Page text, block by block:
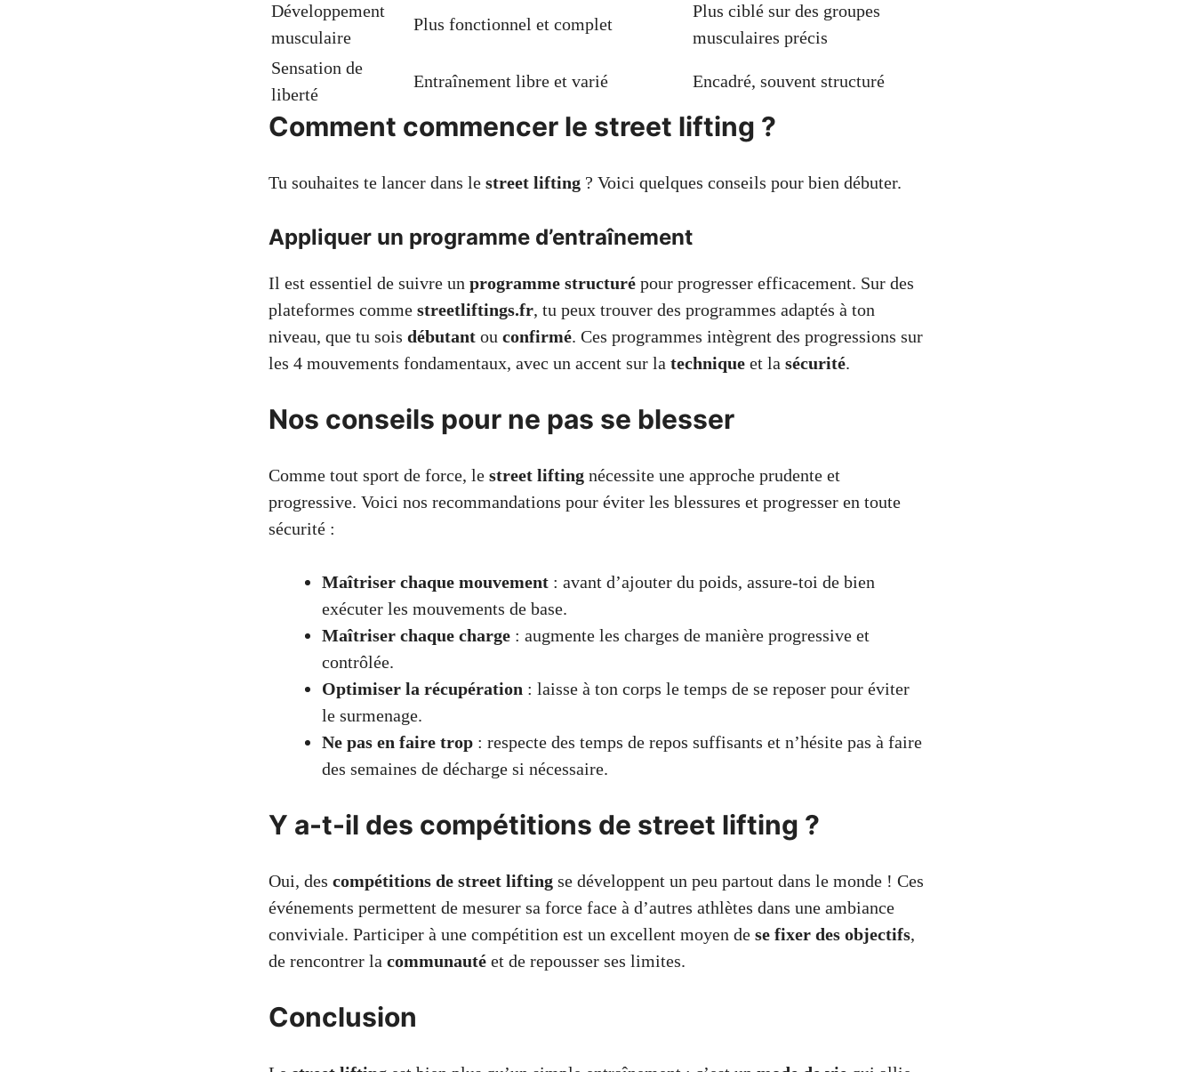
Développement
musculaire
Plus fonctionnel et complet
Plus ciblé sur des groupes
musculaires précis
Sensation de
liberté
Entraînement libre et varié Encadré, souvent structuré
Comment commencer le street lifting ?
Tu souhaites te lancer dans le street lifting ? Voici quelques conseils pour bien débuter.
Appliquer un programme d’entraînement
Il est essentiel de suivre un programme structuré pour progresser efficacement. Sur des
plateformes comme streetliftings.fr, tu peux trouver des programmes adaptés à ton
niveau, que tu sois débutant ou confirmé. Ces programmes intègrent des progressions sur
les 4 mouvements fondamentaux, avec un accent sur la technique et la sécurité.
Nos conseils pour ne pas se blesser
Comme tout sport de force, le street lifting nécessite une approche prudente et
progressive. Voici nos recommandations pour éviter les blessures et progresser en toute
sécurité :
Maîtriser chaque mouvement : avant d’ajouter du poids, assure-toi de bien
exécuter les mouvements de base.
Maîtriser chaque charge : augmente les charges de manière progressive et
contrôlée.
Optimiser la récupération : laisse à ton corps le temps de se reposer pour éviter
le surmenage.
Ne pas en faire trop : respecte des temps de repos suffisants et n’hésite pas à faire
des semaines de décharge si nécessaire.
Y a-t-il des compétitions de street lifting ?
Oui, des compétitions de street lifting se développent un peu partout dans le monde ! Ces
événements permettent de mesurer sa force face à d’autres athlètes dans une ambiance
conviviale. Participer à une compétition est un excellent moyen de se fixer des objectifs,
de rencontrer la communauté et de repousser ses limites.
Conclusion